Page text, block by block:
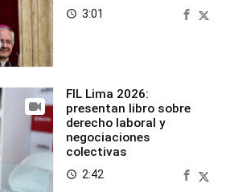
access_time 3:01
FIL Lima 2026:
presentan libro sobre
derecho laboral y
negociaciones
colectivas
access_time 2:42